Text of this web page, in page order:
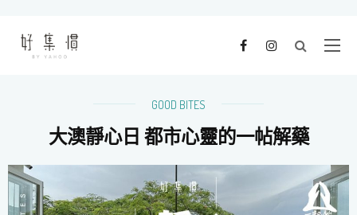
GOOD BITES
大澳靜心日 都市心靈的一帖解藥